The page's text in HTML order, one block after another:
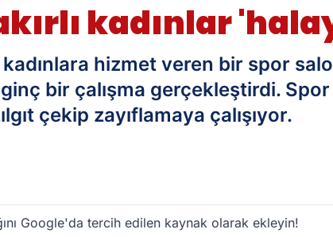
kadınlar
kadınlara hizmet veren bir spor
bir çalışma gerçekleştirdi.
çekip zayıflamaya çalışıyor.
Google'da tercih edilen kaynak olarak ekleyin!